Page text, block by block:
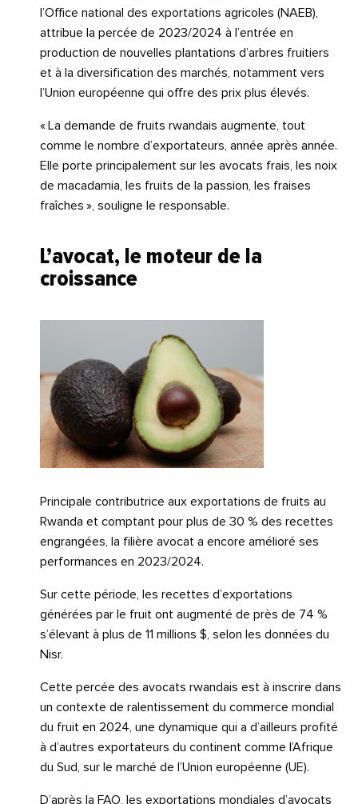
l’Office national des exportations agricoles (NAEB),
attribue la percée de 2023/2024 à l’entrée en
production de nouvelles plantations d’arbres fruitiers
et à la diversification des marchés, notamment vers
l’Union européenne qui offre des prix plus élevés.
« La demande de fruits rwandais augmente, tout
comme le nombre d’exportateurs, année après année.
Elle porte principalement sur les avocats frais, les noix
de macadamia, les fruits de la passion, les fraises
fraîches », souligne le responsable.
L’avocat, le moteur de la
croissance
Principale contributrice aux exportations de fruits au
Rwanda et comptant pour plus de 30 % des recettes
engrangées, la filière avocat a encore amélioré ses
performances en 2023/2024.
Sur cette période, les recettes d’exportations
générées par le fruit ont augmenté de près de 74 %
s’élevant à plus de 11 millions $, selon les données du
Nisr.
Cette percée des avocats rwandais est à inscrire dans
un contexte de ralentissement du commerce mondial
du fruit en 2024, une dynamique qui a d’ailleurs profité
à d’autres exportateurs du continent comme l’Afrique
du Sud, sur le marché de l’Union européenne (UE).
D’après la FAO, les exportations mondiales d’avocats